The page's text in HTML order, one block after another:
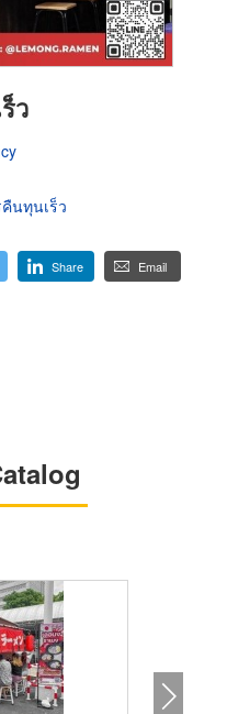
ว
นทุนเร็ว
Share Email